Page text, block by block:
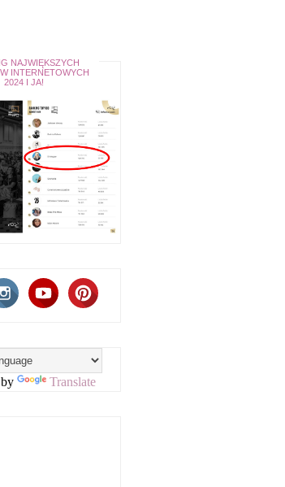
NAJWIĘKSZYCH
INTERNETOWYCH
2024 I JA!
Translate